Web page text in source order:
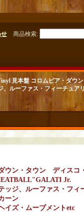
せ 商品検索:
見本盤 コロムビア・ダウ
ルーファス・フィーチュア
ウン・タウン ディスコ
Jr.
ッジ、ルーファス・フィ
ーン
イズ・ムーブメントetc